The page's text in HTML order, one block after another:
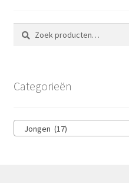
Zoeken
naar:
Zoeken
Categorieën
Jongen (17)